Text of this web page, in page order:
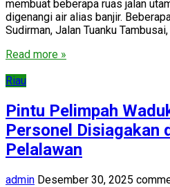
membuat beberapa ruas jalan
digenangi air alias banjir.
Sudirman, Jalan Tuanku
Read more »
Riau
Pintu Pelimpah
Personel Disiagakan
Pelalawan
admin Desember 30, 2025